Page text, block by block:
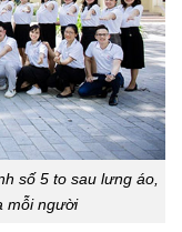
số 5 to sau lưng áo,
mỗi người